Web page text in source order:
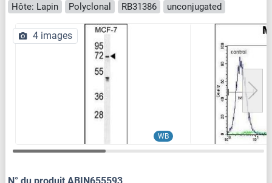
Hôte: Lapin
Polyclonal RB31386 unconjugated
WB
4 images